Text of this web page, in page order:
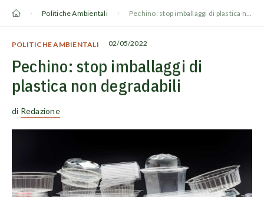
Politiche Ambientali Pechino: stop imballaggi di plastica non degradabili
POLITICHE AMBIENTALI 02/05/2022
Pechino: stop imballaggi di
plastica non degradabili
di Redazione